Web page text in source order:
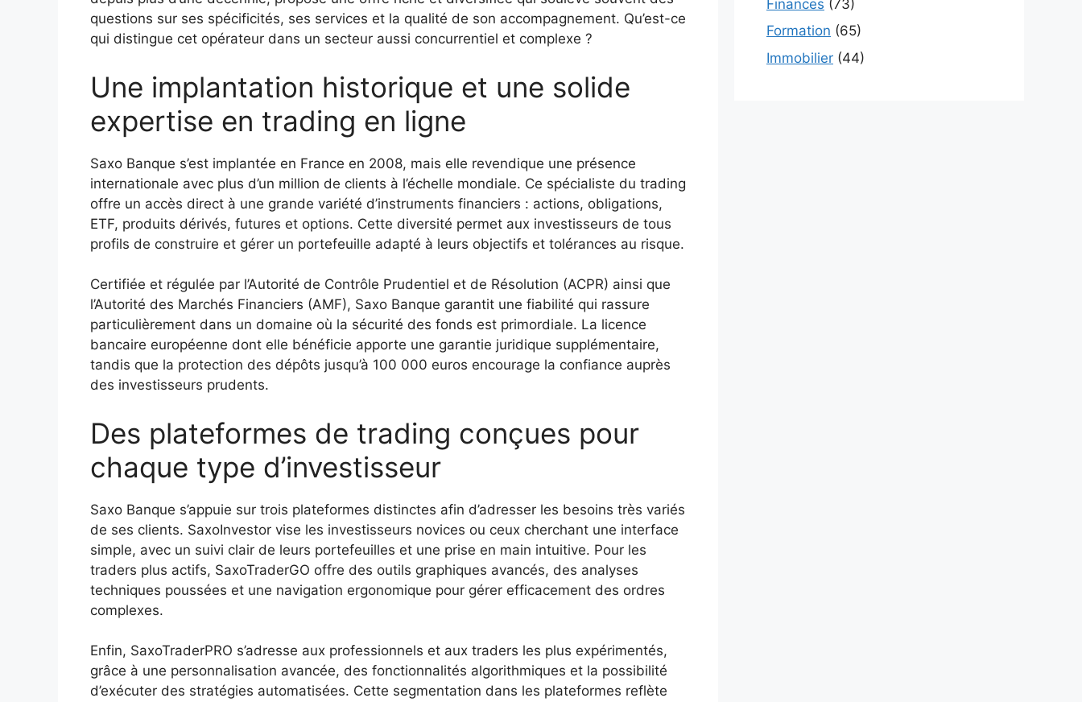
questions sur ses spécificités, ses services et la qualité de son accompagnement. Qu’est-ce
qui distingue cet opérateur dans un secteur aussi concurrentiel et complexe ?
Une implantation historique et une solide
expertise en trading en ligne
Saxo Banque s’est implantée en France en 2008, mais elle revendique une présence
internationale avec plus d’un million de clients à l’échelle mondiale. Ce spécialiste du trading
offre un accès direct à une grande variété d’instruments financiers : actions, obligations,
ETF, produits dérivés, futures et options. Cette diversité permet aux investisseurs de tous
profils de construire et gérer un portefeuille adapté à leurs objectifs et tolérances au risque.
Certifiée et régulée par l’Autorité de Contrôle Prudentiel et de Résolution (ACPR) ainsi que
l’Autorité des Marchés Financiers (AMF), Saxo Banque garantit une fiabilité qui rassure
particulièrement dans un domaine où la sécurité des fonds est primordiale. La licence
bancaire européenne dont elle bénéficie apporte une garantie juridique supplémentaire,
tandis que la protection des dépôts jusqu’à 100 000 euros encourage la confiance auprès
des investisseurs prudents.
Des plateformes de trading conçues pour
chaque type d’investisseur
Saxo Banque s’appuie sur trois plateformes distinctes afin d’adresser les besoins très variés
de ses clients. SaxoInvestor vise les investisseurs novices ou ceux cherchant une interface
simple, avec un suivi clair de leurs portefeuilles et une prise en main intuitive. Pour les
traders plus actifs, SaxoTraderGO offre des outils graphiques avancés, des analyses
techniques poussées et une navigation ergonomique pour gérer efficacement des ordres
complexes.
Enfin, SaxoTraderPRO s’adresse aux professionnels et aux traders les plus expérimentés,
grâce à une personnalisation avancée, des fonctionnalités algorithmiques et la possibilité
d’exécuter des stratégies automatisées. Cette segmentation dans les plateformes reflète
Finances (73)
Formation (65)
Immobilier (44)